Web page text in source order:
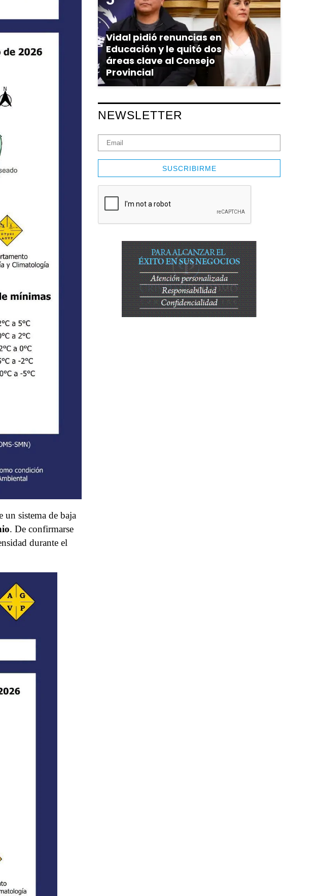
un sistema de baja
. De confirmarse
durante el
Vidal pidió renuncias en
Educación y le quitó dos
áreas clave al Consejo
Provincial
NEWSLETTER
SUSCRIBIRME